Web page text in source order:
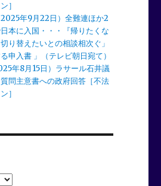
］
年9月22日）全難連ほか2
本に入国・・・『帰りたくな
り替えたいとの相談相次ぐ」
申入書 」（テレビ朝日宛て）
年8月15日）ラサール石井議
問主意書への政府回答［不法
］